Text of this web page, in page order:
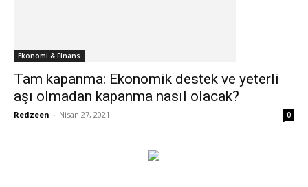
Ekonomi & Finans
Tam kapanma: Ekonomik destek ve yeterli
aşı olmadan kapanma nasıl olacak?
Redzeen - Nisan 27, 2021 0